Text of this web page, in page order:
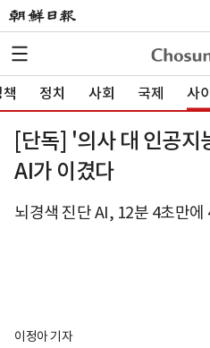
정치 사회 국제 사
[단독] '의사 대 인공지
AI가 이겼다
뇌경색 진단 AI, 12분 4초만에
이정아 기자